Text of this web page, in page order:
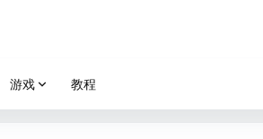
游戏 教程